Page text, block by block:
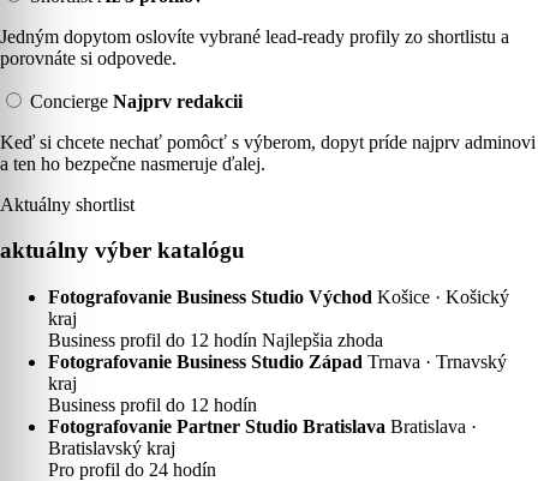
Jedným dopytom oslovíte vybrané lead-ready profily zo shortlistu a
porovnáte si odpovede.
Concierge Najprv redakcii
Keď si chcete nechať pomôcť s výberom, dopyt príde najprv adminovi
a ten ho bezpečne nasmeruje ďalej.
Aktuálny shortlist
aktuálny výber katalógu
Fotografovanie Business Studio Východ Košice · Košický
kraj
Business profil do 12 hodín Najlepšia zhoda
Fotografovanie Business Studio Západ Trnava · Trnavský
kraj
Business profil do 12 hodín
Fotografovanie Partner Studio Bratislava Bratislava ·
Bratislavský kraj
Pro profil do 24 hodín